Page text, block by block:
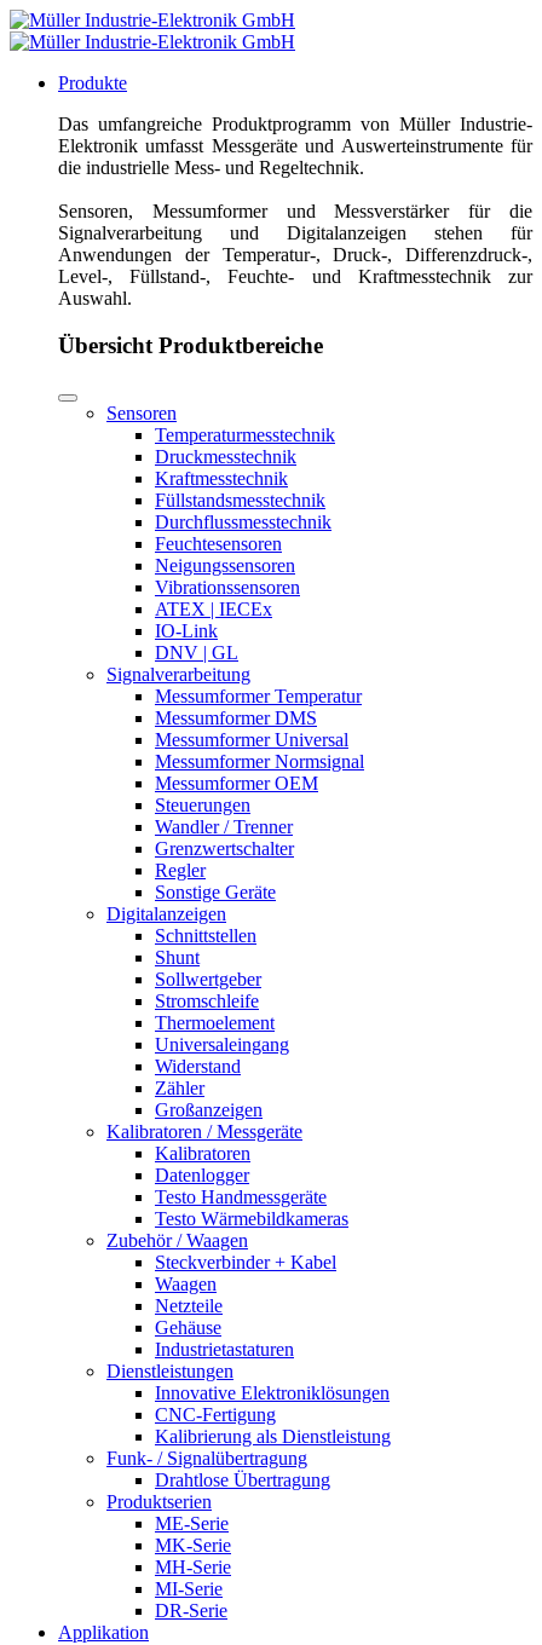
Produkte
Das umfangreiche Produktprogramm von Müller Industrie-
Elektronik umfasst Messgeräte und Auswerteinstrumente für
die industrielle Mess- und Regeltechnik.
Sensoren, Messumformer und Messverstärker für die
Signalverarbeitung und Digitalanzeigen stehen für
Anwendungen der Temperatur-, Druck-, Differenzdruck-,
Level-, Füllstand-, Feuchte- und Kraftmesstechnik zur
Auswahl.
Übersicht Produktbereiche
Sensoren
Temperaturmesstechnik
Druckmesstechnik
Kraftmesstechnik
Füllstandsmesstechnik
Durchflussmesstechnik
Feuchtesensoren
Neigungssensoren
Vibrationssensoren
ATEX | IECEx
IO-Link
DNV | GL
Signalverarbeitung
Messumformer Temperatur
Messumformer DMS
Messumformer Universal
Messumformer Normsignal
Messumformer OEM
Steuerungen
Wandler / Trenner
Grenzwertschalter
Regler
Sonstige Geräte
Digitalanzeigen
Schnittstellen
Shunt
Sollwertgeber
Stromschleife
Thermoelement
Universaleingang
Widerstand
Zähler
Großanzeigen
Kalibratoren / Messgeräte
Kalibratoren
Datenlogger
Testo Handmessgeräte
Testo Wärmebildkameras
Zubehör / Waagen
Steckverbinder + Kabel
Waagen
Netzteile
Gehäuse
Industrietastaturen
Dienstleistungen
Innovative Elektroniklösungen
CNC-Fertigung
Kalibrierung als Dienstleistung
Funk- / Signalübertragung
Drahtlose Übertragung
Produktserien
ME-Serie
MK-Serie
MH-Serie
MI-Serie
DR-Serie
Applikation